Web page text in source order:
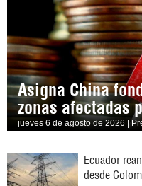
Asigna China
zonas afectadas
jueves 6 de agosto de 2026 |
Ecuador
desde